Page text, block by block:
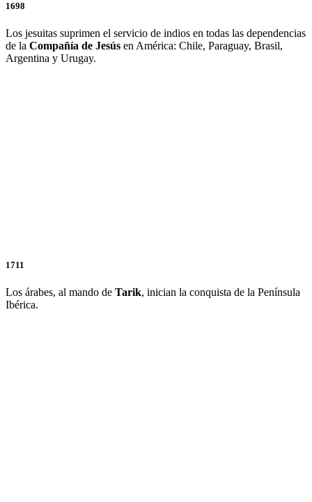
1698
Los jesuitas suprimen el servicio de indios en todas las dependencias
de la Compañía de Jesús en América: Chile, Paraguay, Brasil,
Argentina y Urugay.
1711
Los árabes, al mando de Tarik, inician la conquista de la Península
Ibérica.